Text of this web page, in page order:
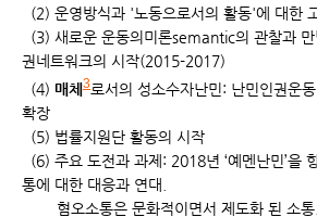
(2) 운영방식과 '노동으로서의 활동'에 대한
(3) 새로운 운동의미론semantic의 관찰과
권네트워크의 시작(2015-2017)
(4) 매체 3 로서의 성소수자난민: 난민인권운
확장
(5) 법률지원단 활동의 시작
(6) 주요 도전과 과제: 2018년 ‘예멘난민’을
통에 대한 대응과 연대.
혐오소통은 문화적이면서 제도화 된 소통.